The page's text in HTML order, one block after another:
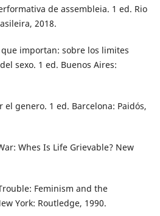
de assembleia. 1 ed. Rio
2018.
que importan: sobre los limites
sexo. 1 ed. Buenos Aires:
el genero. 1 ed. Barcelona: Paidós,
Whes Is Life Grievable? New
Feminism and the
York: Routledge, 1990.